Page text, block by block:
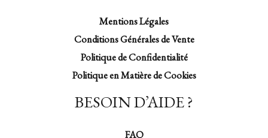
Mentions Légales
Conditions Générales de Vente
Politique de Confidentialité
Politique en Matière de Cookies
BESOIN D’AIDE ?
FAQ